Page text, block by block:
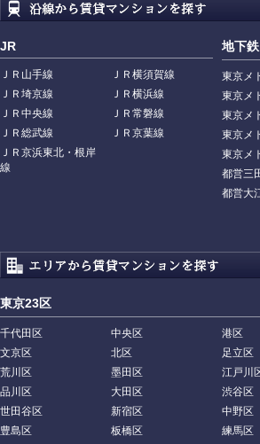
JR
ＪＲ山手線
ＪＲ横須賀線
ＪＲ埼京線
ＪＲ横浜線
ＪＲ中央線
ＪＲ常磐線
ＪＲ総武線
ＪＲ京葉線
ＪＲ京浜東北・根岸
線
地下鉄
東京メ
東京メ
東京メ
東京メ
東京メ
都営三
都営大
東京23区
千代田区 中央区 港区
文京区
北区 足立区
荒川区
墨田区 江戸川
品川区
大田区 渋谷区
世田谷区
新宿区 中野区
豊島区
板橋区 練馬区